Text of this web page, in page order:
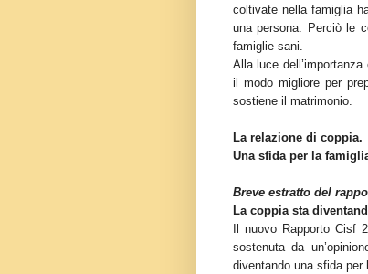
coltivate nella famiglia
una persona. Perciò le
famiglie sani.
Alla luce
il modo migliore per
sostiene il matrimonio.
La relazione di coppia.
Una sfida per la
Breve estratto del
La coppia sta
Il nuovo Rapporto Cisf
sostenuta da
diventando una sfida